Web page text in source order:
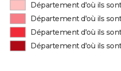
Département d'où ils
Département d'où ils
Département d'où ils
Département d'où ils